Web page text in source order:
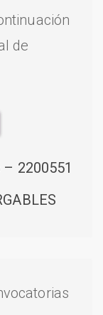
de
2200551